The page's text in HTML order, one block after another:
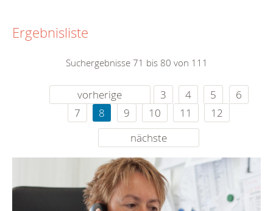
Ergebnisliste
Suchergebnisse 71 bis 80 von 111
vorherige 3 4 5
6
7
8 9 10 11
12
nächste